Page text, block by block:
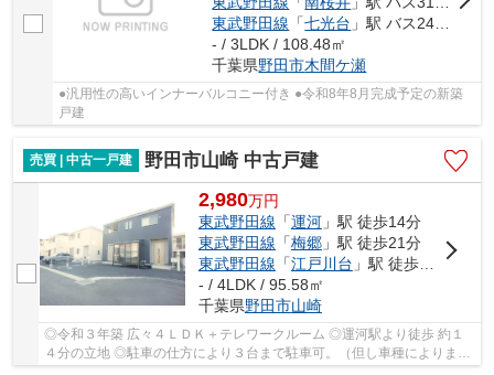
東武野田線 「七光台 」駅 バス24分 「下羽貫」 停歩10分
- / 3LDK / 108.48㎡
千葉県野田市木間ケ瀬
●汎用性の高いインナーバルコニー付き ●令和8年8月完成予定の新築
戸建
売買 | 中古一戸建 野田市山崎 中古戸建
2,980万円
東武野田線 「運河」駅 徒歩14分
東武野田線 「梅郷」駅 徒歩21分
東武野田線 「江戸川台 」駅 徒歩39分
- / 4LDK / 95.58㎡
千葉県野田市山崎
◎令和３年築 広々４ＬＤＫ＋テレワークルーム ◎運河駅より徒歩 約１
４分の立地 ◎駐車の仕方により３台まで駐車可。（但し車種によりま
す。） ◎住環境良好 南東向き 陽当り 通風 良好